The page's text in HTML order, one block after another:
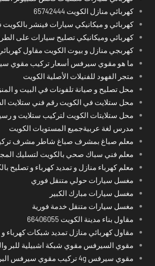
كهربائي منازل الكويت 65742444
كهربائي و ميكانيكي سيارات فينشر بالكويت 24 ساعة
كهربائي وميكانيكي تصليح سيارات على
كهربجي منازل و بيوت الكويت مقاول
ما هو مقوي سيرفس أسعار تركيب مقوي
متجر الفهود للفنيلات الأصلية الكويت
محل تصليح و صيانة تلفونات في البيت و
محل ستلايت في الكويت رقم فني ستلايت الشويخ
محل ستلايتات الكويت لتركيب ستلايت و
مدرس لغة عربيةجميع المستويات الكويت
معلم صباغ بمشرف صباغ شاطر مشرف
معلم فني سباك صحي بالكويت لتسليك
معلم كهرباء منازل و تمديد كهرباء و تصليح
مغسل سيارات حولي متنقل فوري
مغسل سيارات مبارك الكبير
مغسل سيارات متنقل خدمة فورية
مقاول بناء مدينة الكويت 66406055
مقاول كهربائي منازل تمديد شبكات كهرباء و
مقوي السيرفس مقوي شبكة اشبيلية للبر
مقوي سيرفس 4g تركيب مقوي سيرفس البر في الكويت